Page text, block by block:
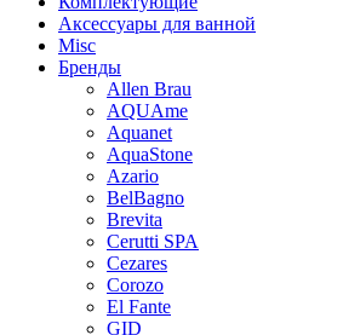
Аксессуары для ванной
Misc
Бренды
Allen Brau
AQUAme
Aquanet
AquaStone
Azario
BelBagno
Brevita
Cerutti SPA
Cezares
Corozo
El Fante
GID